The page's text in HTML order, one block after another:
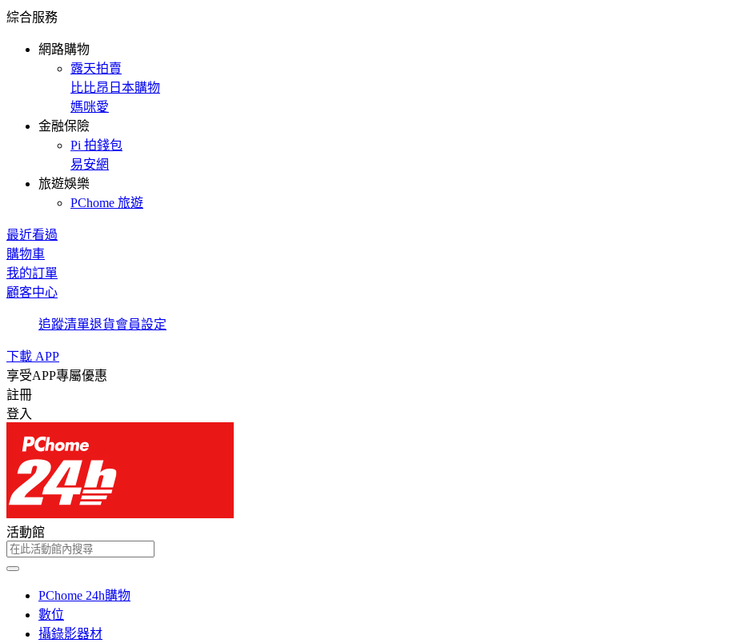
綜合服務
網路購物
露天拍賣
比比昂日本購物
媽咪愛
金融保險
Pi 拍錢包
易安網
旅遊娛樂
PChome 旅遊
最近看過
購物車
我的訂單
顧客中心
追蹤清單退貨會員設定
下載 APP
享受APP專屬優惠
註冊
登入
活動館
PChome 24h購物
數位
攝錄影器材